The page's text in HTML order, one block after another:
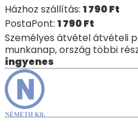
Házhoz szállítás: 1 790Ft
PostaPont: 1 790Ft
Személyes átvétel átvételi
munkanap, ország többi
ingyenes